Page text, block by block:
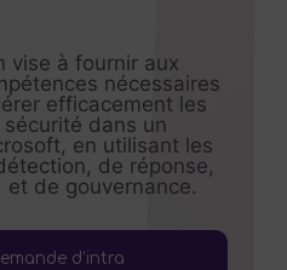
vise à fournir aux
nécessaires
efficacement les
dans un
en utilisant les
de réponse,
et de gouvernance.
d’intra